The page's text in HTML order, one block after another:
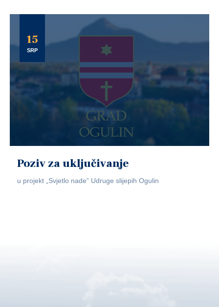
15
SRP
Poziv za uključivanje
u projekt „Svjetlo nade” Udruge slijepih Ogulin